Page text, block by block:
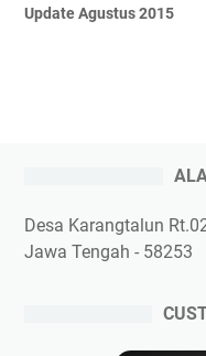
Update Agustus 2015
Desa Karangtalun
Jawa Tengah - 58253